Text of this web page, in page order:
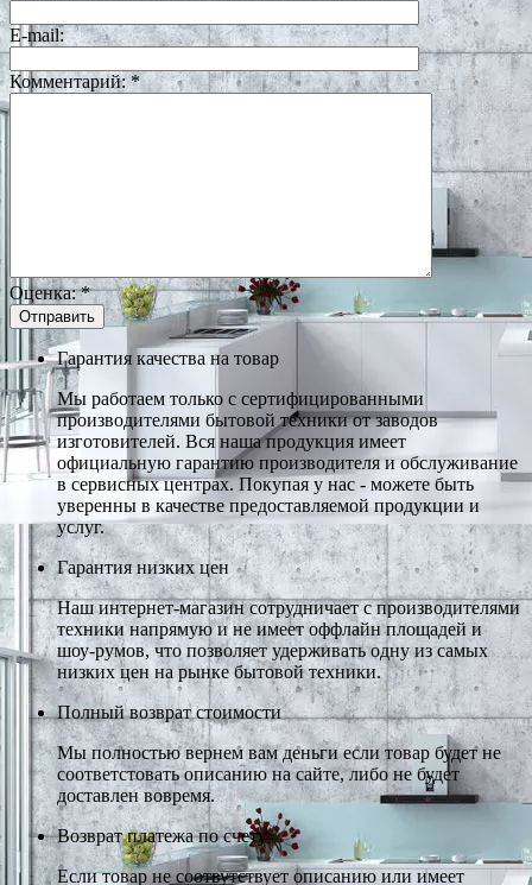
E-mail:
Комментарий:*
Оценка:*
Гарантия качества на товар
Мы работаем только с сертифицированными
производителями бытовой техники от заводов
изготовителей. Вся наша продукция имеет
официальную гарантию производителя и обслуживание
в сервисных центрах. Покупая у нас - можете быть
уверенны в качестве предоставляемой продукции и
услуг.
Гарантия низких цен
Наш интернет-магазин сотрудничает с производителями
техники напрямую и не имеет оффлайн площадей и
шоу-румов, что позволяет удерживать одну из самых
низких цен на рынке бытовой техники.
Полный возврат стоимости
Мы полностью вернем вам деньги если товар будет не
соответстовать описанию на сайте, либо не будет
доставлен вовремя.
Возврат платежа по счету
Если товар не соотвутствует описанию или имеет